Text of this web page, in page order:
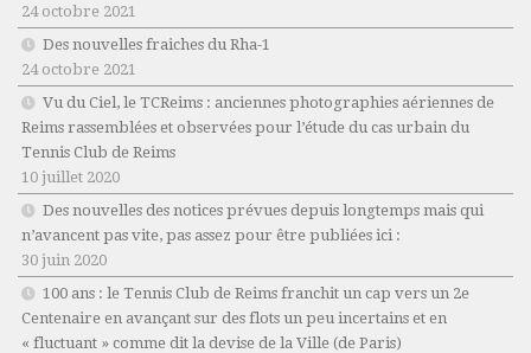
24 octobre 2021
Des nouvelles fraiches du Rha-1
24 octobre 2021
Vu du Ciel, le TCReims : anciennes photographies aériennes de
Reims rassemblées et observées pour l’étude du cas urbain du
Tennis Club de Reims
10 juillet 2020
Des nouvelles des notices prévues depuis longtemps mais qui
n’avancent pas vite, pas assez pour être publiées ici :
30 juin 2020
100 ans : le Tennis Club de Reims franchit un cap vers un 2e
Centenaire en avançant sur des flots un peu incertains et en
« fluctuant » comme dit la devise de la Ville (de Paris)